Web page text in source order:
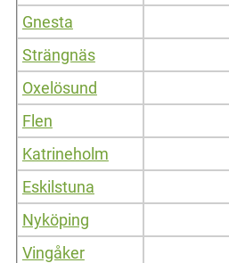
Gnesta
Strängnäs
Oxelösund
Flen
Katrineholm
Eskilstuna
Nyköping
Vingåker